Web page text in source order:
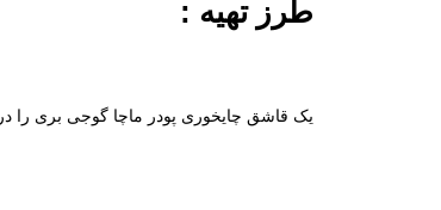
طرز تهیه :
یک قاشق چایخوری پودر ماچا گوجی بری را در 250 میلی متر آب حل کرده و میل نمایید.یک تا دو قاشق چای خوری در روز مصرف شود.